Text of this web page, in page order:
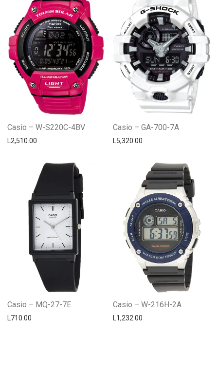
Casio – W-S220C-4BV
L2,510.00
Casio – GA-700-7A
L5,320.00
Casio – MQ-27-7E
L710.00
Casio – W-216H-2A
L1,232.00